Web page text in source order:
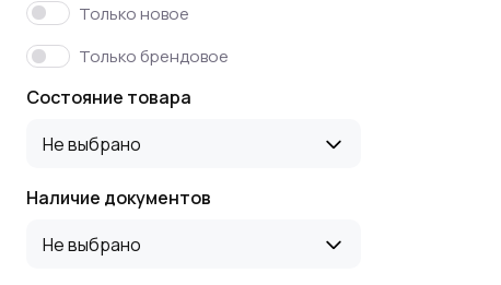
Только новое
Только брендовое
Состояние товара
Не выбрано
Наличие документов
Не выбрано